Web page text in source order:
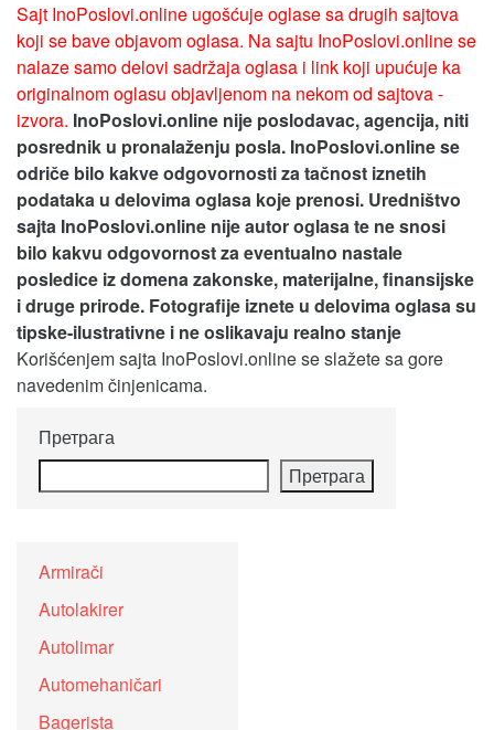
Sajt InoPoslovi.online ugošćuje oglase sa drugih sajtova
koji se bave objavom oglasa. Na sajtu InoPoslovi.online se
nalaze samo delovi sadržaja oglasa i link koji upućuje ka
originalnom oglasu objavljenom na nekom od sajtova -
izvora. InoPoslovi.online nije poslodavac, agencija, niti
posrednik u pronalaženju posla. InoPoslovi.online se
odriče bilo kakve odgovornosti za tačnost iznetih
podataka u delovima oglasa koje prenosi. Uredništvo
sajta InoPoslovi.online nije autor oglasa te ne snosi
bilo kakvu odgovornost za eventualno nastale
posledice iz domena zakonske, materijalne, finansijske
i druge prirode. Fotografije iznete u delovima oglasa su
tipske-ilustrativne i ne oslikavaju realno stanje
Korišćenjem sajta InoPoslovi.online se slažete sa gore
navedenim činjenicama.
Претрага
Претрага
Armirači
Autolakirer
Autolimar
Automehaničari
Bagerista